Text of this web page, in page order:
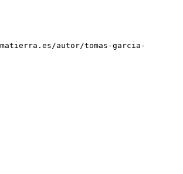
autor/tomas-garcia-